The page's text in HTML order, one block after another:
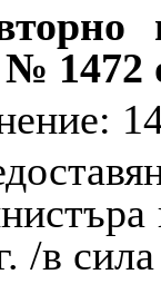
1472
/в